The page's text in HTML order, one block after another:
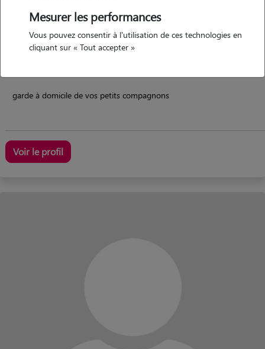
LIMOGES 87000
maison possède des animaux
garde à domicile de vos petits compagnons
Voir le profil
Mesurer les performances
Vous pouvez consentir à l'utilisation de ces technologies en
cliquant sur « Tout accepter »